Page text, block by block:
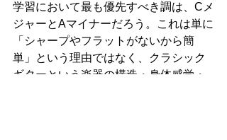
学習において最も優先すべき調は、Cメ
ジャーとAマイナーだろう。これは単に
「シャープやフラットがないから簡
単」という理由ではなく、クラシック
ギターという楽器の構造・身体感覚・